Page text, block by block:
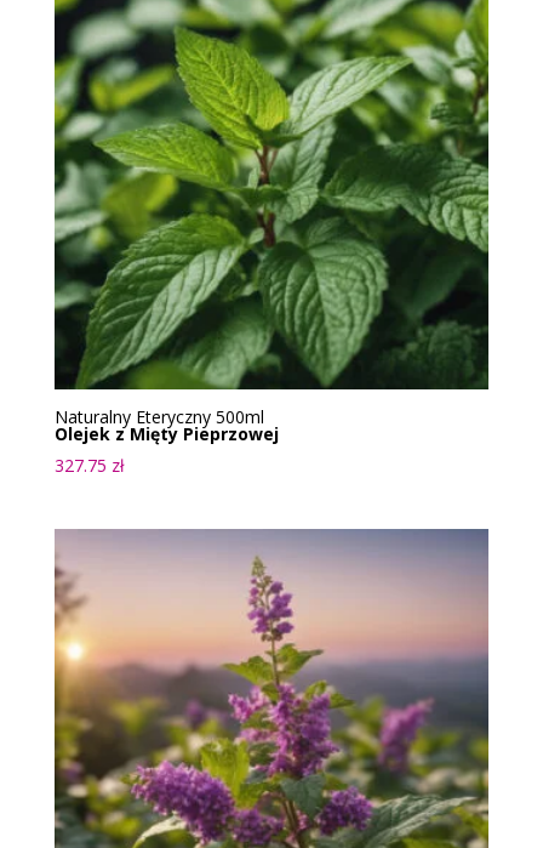
Naturalny Eteryczny 500ml
Olejek z Mięty Pieprzowej
327.75 zł